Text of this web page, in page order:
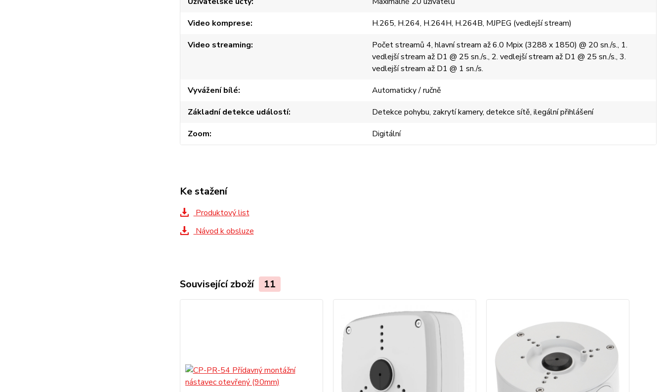
Video komprese
H.265, H.264, H.264H, H.264B, MJPEG (vedlejší stream)
Video streaming
Počet streamů 4, hlavní stream až 6.0 Mpix (3288 x 1850) @ 20 sn./s., 1.
vedlejší stream až D1 @ 25 sn./s., 2. vedlejší stream až D1 @ 25 sn./s., 3.
vedlejší stream až D1 @ 1 sn./s.
Vyvážení bílé
Automaticky / ručně
Základní detekce událostí
Detekce pohybu, zakrytí kamery, detekce sítě, ilegální přihlášení
Zoom
Digitální
Ke stažení
Produktový list
Návod k obsluze
Související zboží 11